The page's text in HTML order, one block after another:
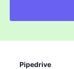
Pipedrive